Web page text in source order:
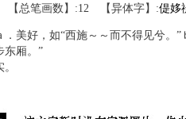
【总笔画数】:12 【异体字】:偍姼
．美好，如“西施～～而不得见兮。
东厢。”